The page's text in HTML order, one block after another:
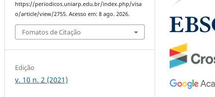
https://periodicos.uniarp.edu.br/index.php/visa
o/article/view/2755. Acesso em: 8 ago. 2026.
Fomatos de Citação
Edição
v. 10 n. 2 (2021)